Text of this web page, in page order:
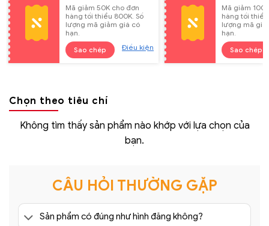
Mã giảm 50K cho đơn
hàng tối thiểu 800K. Số
lượng mã giảm giá có
hạn.
Sao chép Điều kiện
Mã giảm
hàng tối thiểu
lượng mã
hạn.
Sao chép
Chọn theo tiêu chí
Không tìm thấy sản phẩm nào khớp với lựa chọn của
bạn.
CÂU HỎI THƯỜNG GẶP
Sản phẩm có đúng như hình đăng không?